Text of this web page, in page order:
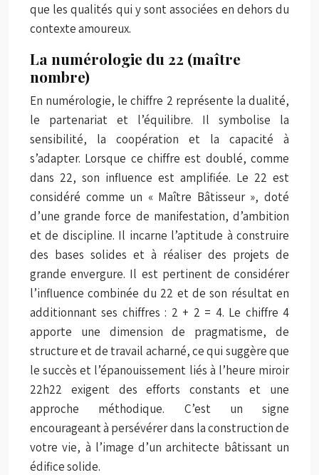
que les qualités qui y sont associées en dehors du
contexte amoureux.
La numérologie du 22 (maître
nombre)
En numérologie, le chiffre 2 représente la dualité,
le partenariat et l’équilibre. Il symbolise la
sensibilité, la coopération et la capacité à
s’adapter. Lorsque ce chiffre est doublé, comme
dans 22, son influence est amplifiée. Le 22 est
considéré comme un « Maître Bâtisseur », doté
d’une grande force de manifestation, d’ambition
et de discipline. Il incarne l’aptitude à construire
des bases solides et à réaliser des projets de
grande envergure. Il est pertinent de considérer
l’influence combinée du 22 et de son résultat en
additionnant ses chiffres : 2 + 2 = 4. Le chiffre 4
apporte une dimension de pragmatisme, de
structure et de travail acharné, ce qui suggère que
le succès et l’épanouissement liés à l’heure miroir
22h22 exigent des efforts constants et une
approche méthodique. C’est un signe
encourageant à persévérer dans la construction de
votre vie, à l’image d’un architecte bâtissant un
édifice solide.